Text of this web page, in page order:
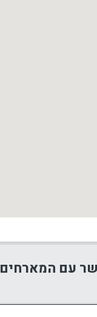
עם המארחים